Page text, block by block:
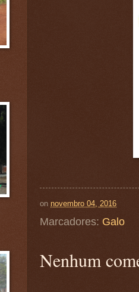
on novembro 04, 2016
Marcadores: Galo
Nenhum